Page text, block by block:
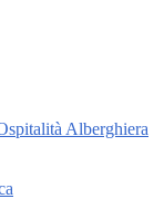
Alberghiera